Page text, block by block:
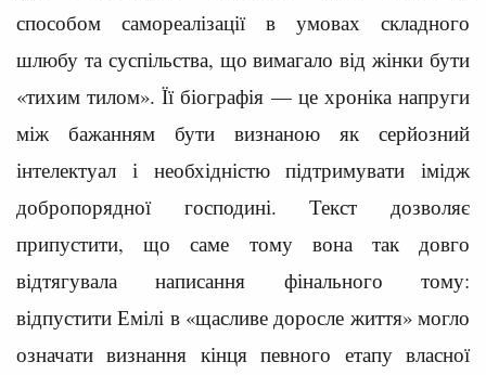
способом самореалізації в умовах складного
шлюбу та суспільства, що вимагало від жінки бути
«тихим тилом». Її біографія — це хроніка напруги
між бажанням бути визнаною як серйозний
інтелектуал і необхідністю підтримувати імідж
добропорядної господині. Текст дозволяє
припустити, що саме тому вона так довго
відтягувала написання фінального тому:
відпустити Емілі в «щасливе доросле життя» могло
означати визнання кінця певного етапу власної